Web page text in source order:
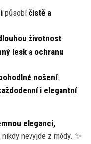
působíčistě a
životnost.
lesk a ochranu
nošení.
i elegantní
eleganci,
nikdy nevyjde z módy. ✨